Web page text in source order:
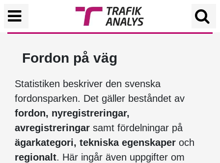
Fordon på väg
Statistiken beskriver den svenska
fordonsparken. Det gäller beståndet av
fordon, nyregistreringar,
avregistreringar samt fördelningar på
ägarkategori, tekniska egenskaper och
regionalt. Här ingår även uppgifter om